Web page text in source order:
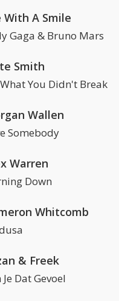
With A Smile
Gaga & Bruno Mars
Smith
You Didn't Break
Wallen
Somebody
Warren
Down
Whitcomb
& Freek
Je Dat Gevoel